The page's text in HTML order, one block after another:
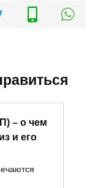
– о чем
и его